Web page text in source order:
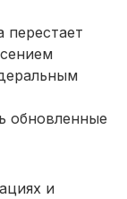
перестает
обновленные
и